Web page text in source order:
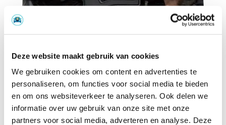
Deze website maakt gebruik van cookies
We gebruiken cookies om content en advertenties te
personaliseren, om functies voor social media te bieden
en om ons websiteverkeer te analyseren. Ook delen we
informatie over uw gebruik van onze site met onze
partners voor social media, adverteren en analyse. Deze